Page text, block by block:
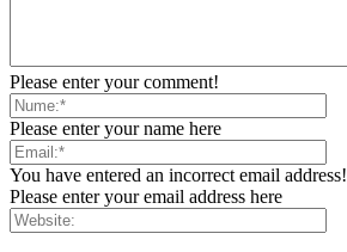
Please enter your comment!
Please enter your name here
You have entered an incorrect email address!
Please enter your email address here